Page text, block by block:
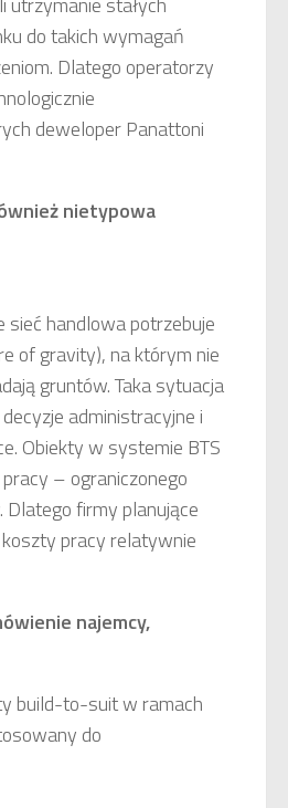
do takich wymagań
Dlatego operatorzy
deweloper Panattoni
nietypowa
sieć handlowa potrzebuje
of gravity), na którym nie
gruntów. Taka sytuacja
administracyjne i
Obiekty w systemie BTS
– ograniczonego
firmy planujące
pracy relatywnie
najemcy,
build-to-suit w ramach
do